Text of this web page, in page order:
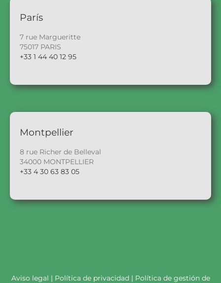
París
7 rue Margueritte
75017 PARIS
+33 1 44 40 12 95
Montpellier
8 rue Richer de Belleval
34000 MONTPELLIER
+33 4 30 63 83 05
Aviso legal | Política de privacidad | Política de gestión de